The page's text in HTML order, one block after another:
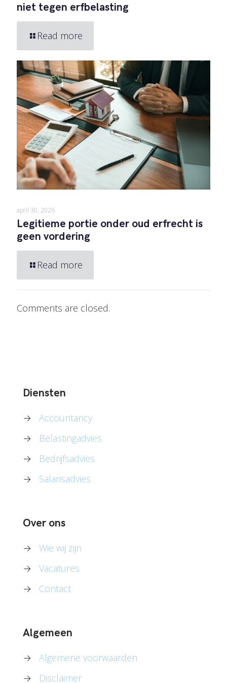
niet tegen erfbelasting
Read more
april 30, 2026
Legitieme portie onder oud erfrecht is
geen vordering
Read more
Comments are closed.
Diensten
→
Accountancy
→
Belastingadvies
→
Bedrijfsadvies
→
Salarisadvies
Over ons
→
Wie wij zijn
→
Vacatures
→
Contact
Algemeen
→
Algemene voorwaarden
→
Disclaimer